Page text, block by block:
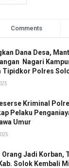
Comments
Dana Desa,
Nagari
Tipidkor Polres
Kriminal
Pelaku
Umur
Orang Jadi Korban,
Solok Kembali